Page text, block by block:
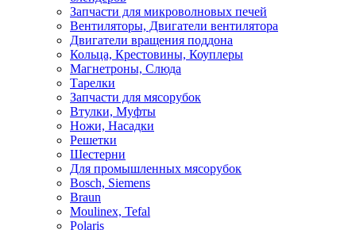
Запчасти для микроволновых печей
Вентиляторы, Двигатели вентилятора
Двигатели вращения поддона
Кольца, Крестовины, Коуплеры
Магнетроны, Слюда
Тарелки
Запчасти для мясорубок
Втулки, Муфты
Ножи, Насадки
Решетки
Шестерни
Для промышленных мясорубок
Bosch, Siemens
Braun
Moulinex, Tefal
Polaris